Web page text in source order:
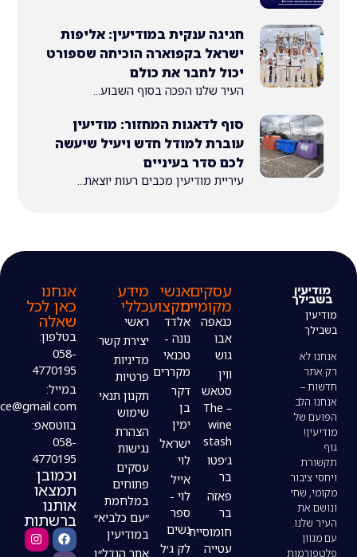
חגיגה ענקית במודיעין: אליפות
ישראל בקפוארה הוכיחה שספורט
יכול לחבר את כולם
העיר שלנו הפכה בסוף השבוע...
סוף לדאגות המחזור: מודיעין
עוברת למודל חדש ויעיל שיעשה
לכם סדר בעיניים
עיריית מודיעין מכבים רעות יוצאת...
עסקים
מקומיים
wine
בר
פאזה
בר
חומוסיית
עטייה
אנשי
מקצוע
אלדד
נונה -
טכנאי
מקררים
ישראל
לק ג׳ל
מידע
כללי
ראשי
יצירת קשר
מדיניות
פרטיות
תקנון תנאי
שימוש
הצהרת
נגישות
עסקים
פתוחים
במלחמת
״עם כלביא״
במודיעין
אתר הנדל״ן
אנחנו
כאן לכל
שאלה
בטלפון:
modiin4uoffice@gmail.com
וכמובן
תמצאו
אותנו
ברשתות